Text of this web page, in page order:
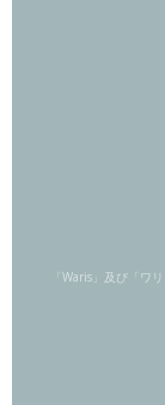
「Waris」及び「ワ